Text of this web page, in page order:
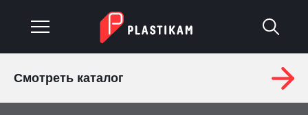
Смотреть каталог